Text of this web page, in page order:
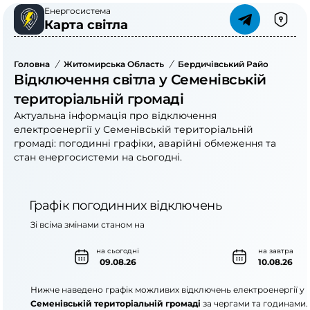
Енергосистема
Карта світла
Головна / Житомирська Область / Бердичівський Район
Відключення світла у Семенівській
територіальній громаді
Актуальна інформація про відключення
електроенергії у Семенівській територіальній
громаді: погодинні графіки, аварійні обмеження та
стан енергосистеми на сьогодні.
Графік погодинних відключень
на сьогодні
09.08.26
на завтра
10.08.26
Зі всіма змінами станом на
Нижче наведено графік можливих відключень електроенергії у
Семенівській територіальній громаді за чергами та годинами.